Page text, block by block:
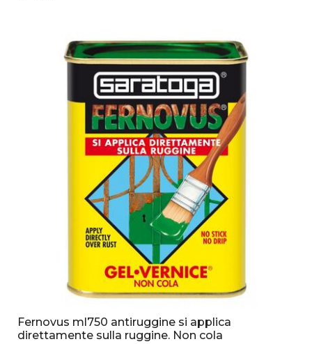
Fernovus ml750 antiruggine si applica
direttamente sulla ruggine. Non cola